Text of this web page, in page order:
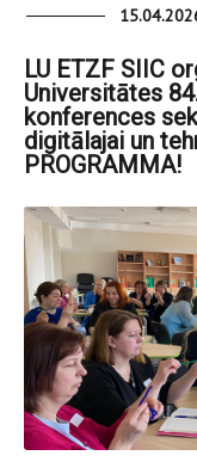
LU ETZF SIIC
Universitātes
konferences
digitālajai un
PROGRAMMA!